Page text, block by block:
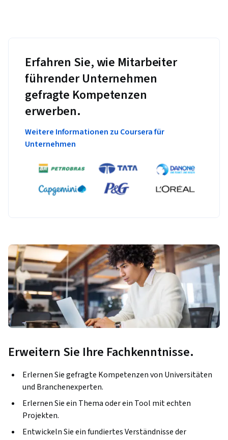
Erfahren Sie, wie Mitarbeiter
führender Unternehmen
gefragte Kompetenzen
erwerben.
Weitere Informationen zu Coursera für
Unternehmen
Erweitern Sie Ihre Fachkenntnisse.
Erlernen Sie gefragte Kompetenzen von Universitäten
und Branchenexperten.
Erlernen Sie ein Thema oder ein Tool mit echten
Projekten.
Entwickeln Sie ein fundiertes Verständnisse der